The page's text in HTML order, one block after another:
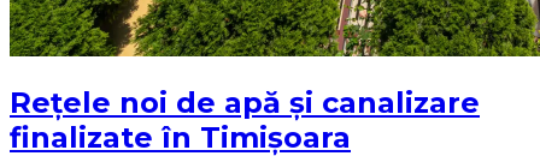
Rețele noi de apă și canalizare
finalizate în Timișoara